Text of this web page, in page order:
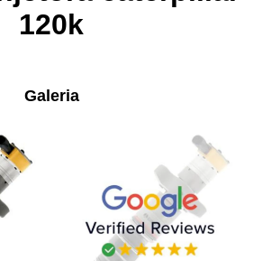
120k
Galeria